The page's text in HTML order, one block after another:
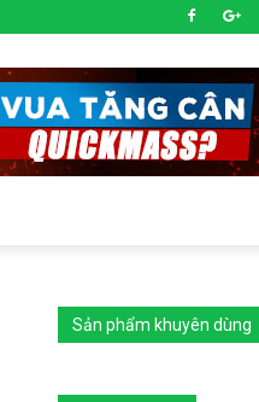
Sản phẩm khuyên dùng